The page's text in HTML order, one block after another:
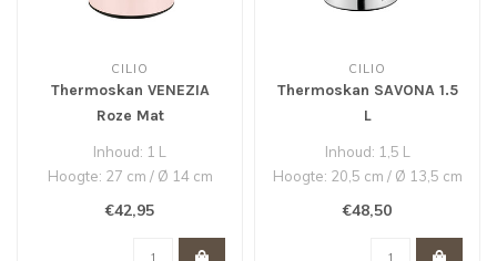
CILIO
Thermoskan VENEZIA
Roze Mat
Inhoud: 1 L
Hoogte: 27 cm / Ø 14 cm
€42,95
CILIO
Thermoskan SAVONA 1.5
L
Inhoud: 1,5 L
Hoogte: 20,5 cm / Ø 13,5 cm
€48,50